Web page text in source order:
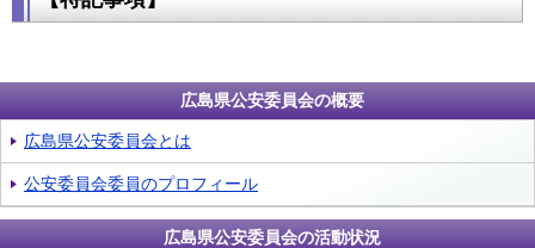
広島県公安委員会の概要
広島県公安委員会とは
公安委員会委員のプロフィール
広島県公安委員会の活動状況